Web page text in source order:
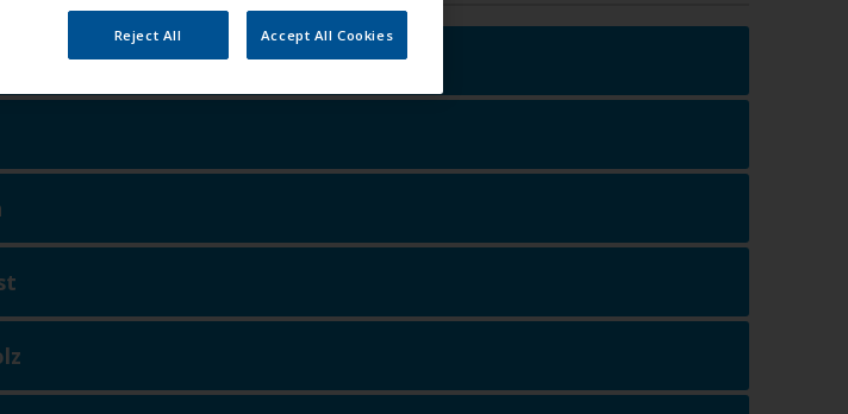
Reject All Accept All Cookies